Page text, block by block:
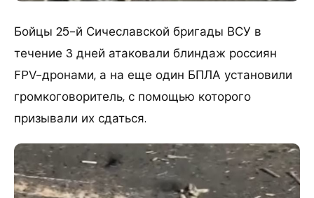
Бойцы 25-й Сичеславской бригады ВСУ в
течение 3 дней атаковали блиндаж россиян
FPV-дронами, а на еще один БПЛА установили
громкоговоритель, с помощью которого
призывали их сдаться.